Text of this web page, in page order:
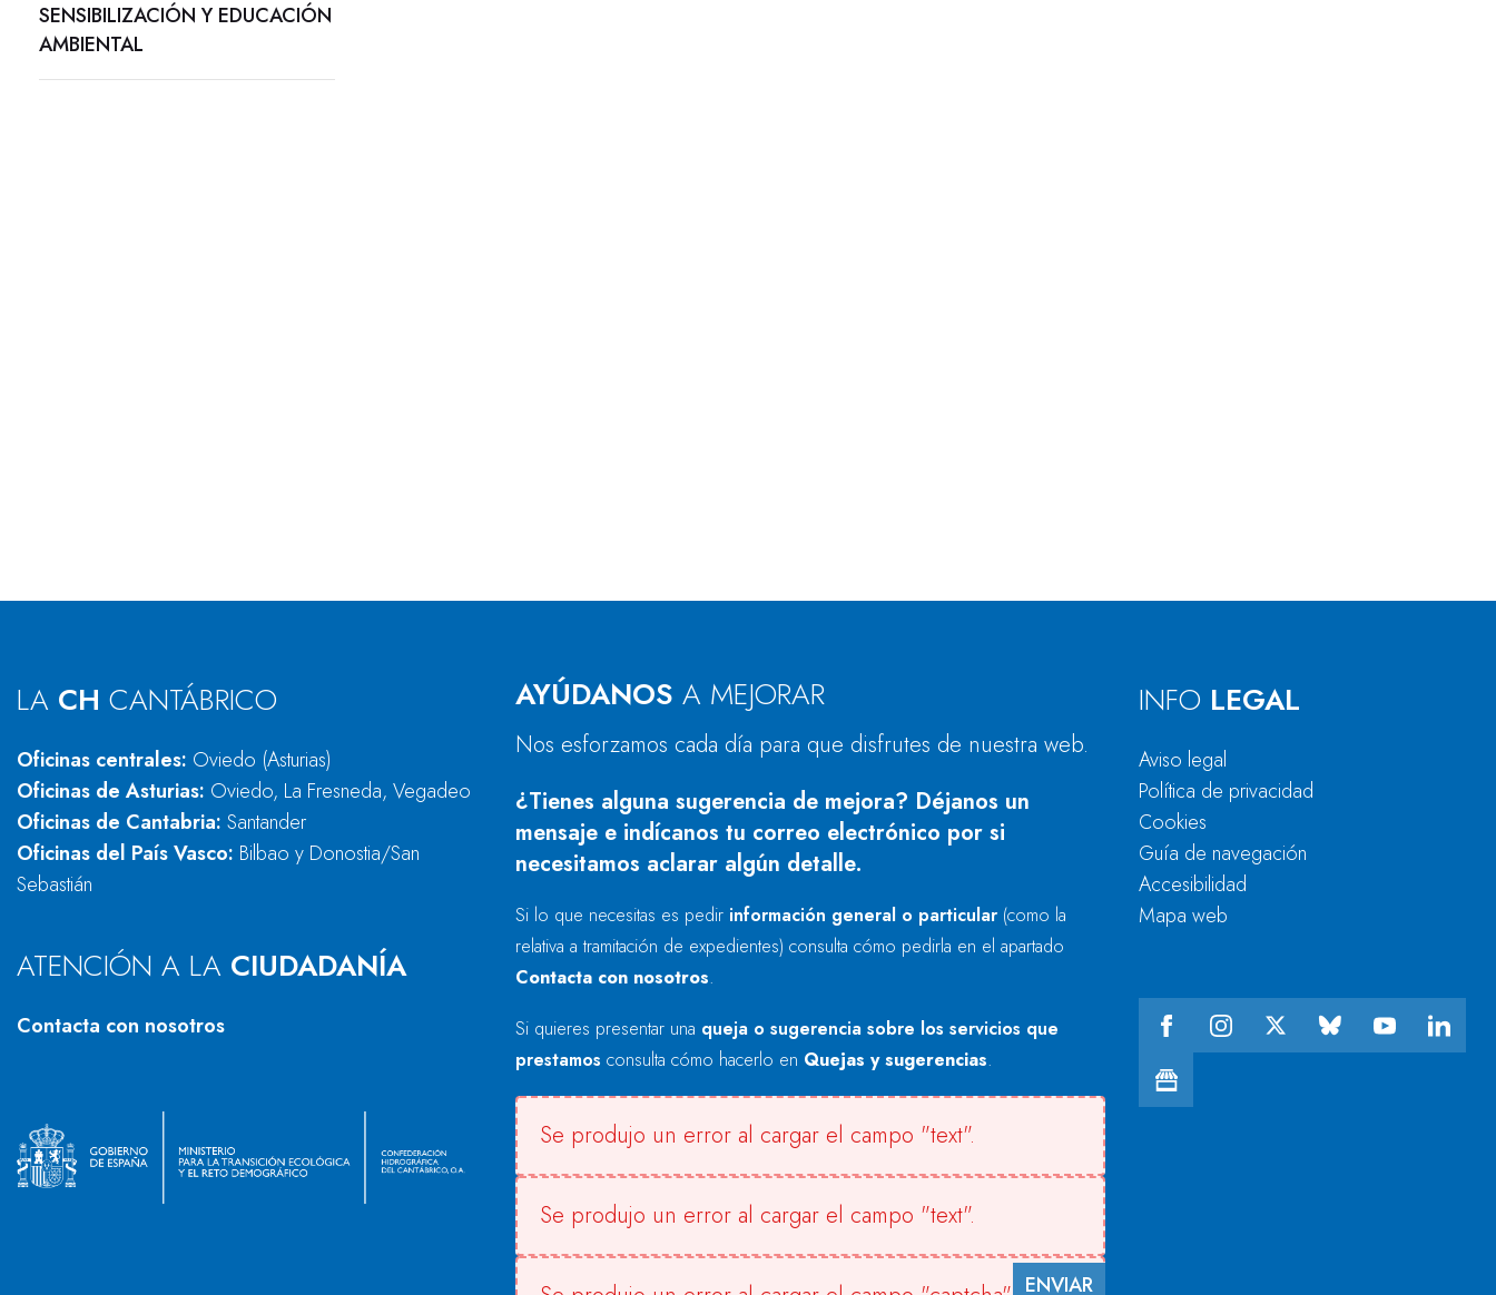
SENSIBILIZACIÓN Y EDUCACIÓN
AMBIENTAL
LA CH CANTÁBRICO
Oficinas centrales: Oviedo (Asturias)
Oficinas de Asturias: Oviedo, La Fresneda, Vegadeo
Oficinas de Cantabria: Santander
Oficinas del País Vasco: Bilbao y Donostia/San
Sebastián
ATENCIÓN A LA CIUDADANÍA
Contacta con nosotros
AYÚDANOS A MEJORAR
Nos esforzamos cada día para que disfrutes de nuestra web.
¿Tienes alguna sugerencia de mejora? Déjanos un
mensaje e indícanos tu correo electrónico por si
necesitamos aclarar algún detalle.
Si lo que necesitas es pedir información general o particular (como la
relativa a tramitación de expedientes) consulta cómo pedirla en el apartado
Contacta con nosotros.
Si quieres presentar una queja o sugerencia sobre los servicios que
prestamos consulta cómo hacerlo en Quejas y sugerencias.
Se produjo un error al cargar el campo "text".
Se produjo un error al cargar el campo "text".
ENVIAR
INFO LEGAL
Aviso legal
Política de privacidad
Cookies
Guía de navegación
Accesibilidad
Mapa web